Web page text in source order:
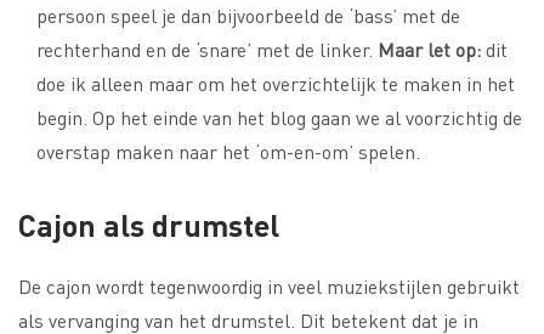
persoon speel je dan bijvoorbeeld de ‘bass’ met de
rechterhand en de ‘snare’ met de linker. Maar let op:dit
doe ik alleen maar om het overzichtelijk te maken in het
begin. Op het einde van het blog gaan we al voorzichtig de
overstap maken naar het ‘om-en-om’ spelen.
Cajon als drumstel
De cajon wordt tegenwoordig in veel muziekstijlen gebruikt
als vervanging van het drumstel. Dit betekent dat je in